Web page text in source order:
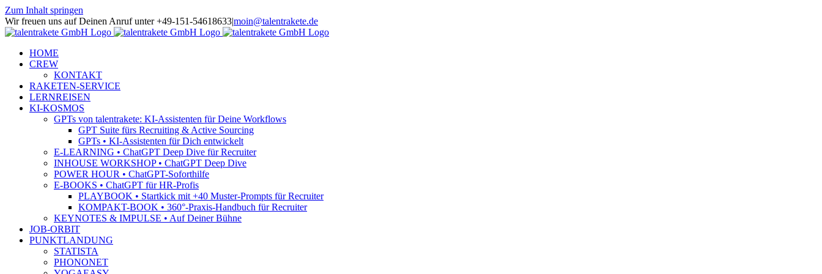
Zum Inhalt springen
Wir freuen uns auf Deinen Anruf unter +49-151-54618633|moin@talentrakete.de
HOME
CREW
KONTAKT
RAKETEN-SERVICE
LERNREISEN
KI-KOSMOS
GPTs von talentrakete: KI-Assistenten für Deine Workflows
GPT Suite fürs Recruiting & Active Sourcing
GPTs • KI-Assistenten für Dich entwickelt
E-LEARNING • ChatGPT Deep Dive für Recruiter
INHOUSE WORKSHOP • ChatGPT Deep Dive
POWER HOUR • ChatGPT-Soforthilfe
E-BOOKS • ChatGPT für HR-Profis
PLAYBOOK • Startkick mit +40 Muster-Prompts für Recruiter
KOMPAKT-BOOK • 360°-Praxis-Handbuch für Recruiter
KEYNOTES & IMPULSE • Auf Deiner Bühne
JOB-ORBIT
PUNKTLANDUNG
STATISTA
PHONONET